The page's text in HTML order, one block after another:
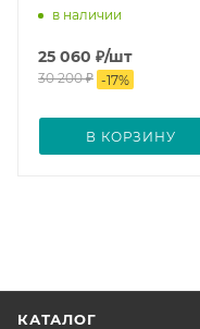
в наличии
25 060 ₽/шт
30 200₽ -17%
В КОРЗИНУ
КАТАЛОГ